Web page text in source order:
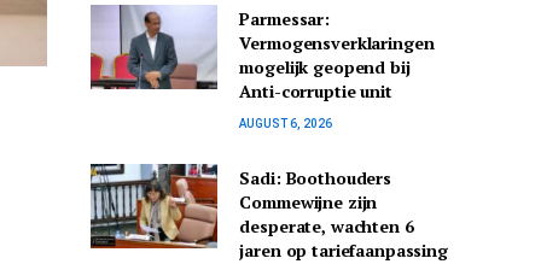
Parmessar:
Vermogensverklaringen
mogelijk geopend bij
Anti-corruptie unit
AUGUST 6, 2026
Sadi: Boothouders
Commewijne zijn
desperate, wachten 6
jaren op tariefaanpassing